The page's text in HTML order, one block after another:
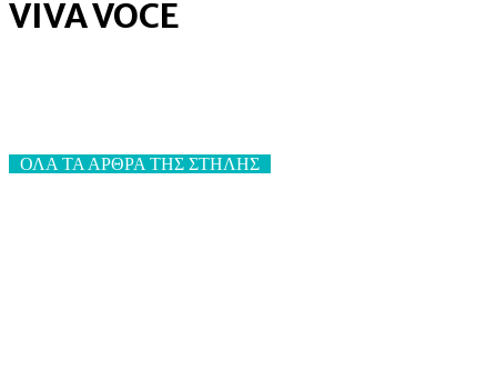
VIVA VOCE
ΟΛΑ ΤΑ ΑΡΘΡΑ ΤΗΣ ΣΤΗΛΗΣ